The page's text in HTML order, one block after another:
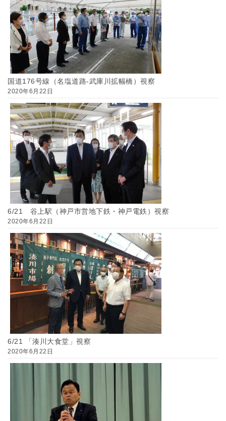
国道176号線（名塩道路-武庫川拡幅橋）視察
2020年6月22日
6/21 谷上駅（神戸市営地下鉄・神戸電鉄）視察
2020年6月22日
6/21 「湊川大食堂」視察
2020年6月22日